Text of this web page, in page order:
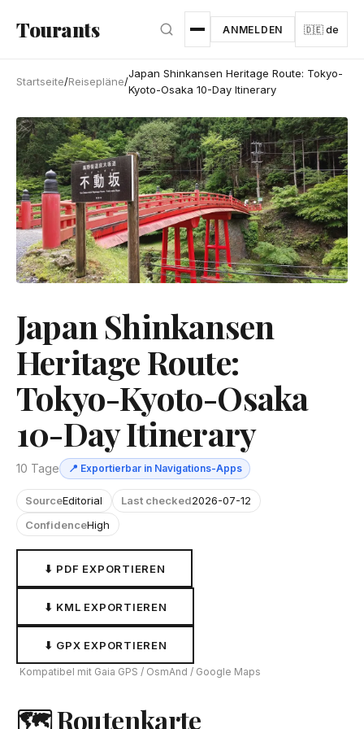
Tourants ANMELDEN 🇩🇪 de
Startseite/Reisepläne/
Japan Shinkansen Heritage Route: Tokyo-
Kyoto-Osaka 10-Day Itinerary
Japan Shinkansen
Heritage Route:
Tokyo-Kyoto-Osaka
10-Day Itinerary
10 Tage 📍 Exportierbar in Navigations-Apps
SourceEditorial Last checked2026-07-12
ConfidenceHigh
⬇ PDF EXPORTIEREN
⬇ KML EXPORTIEREN
⬇ GPX EXPORTIEREN
Kompatibel mit Gaia GPS / OsmAnd / Google Maps
🗺 Routenkarte